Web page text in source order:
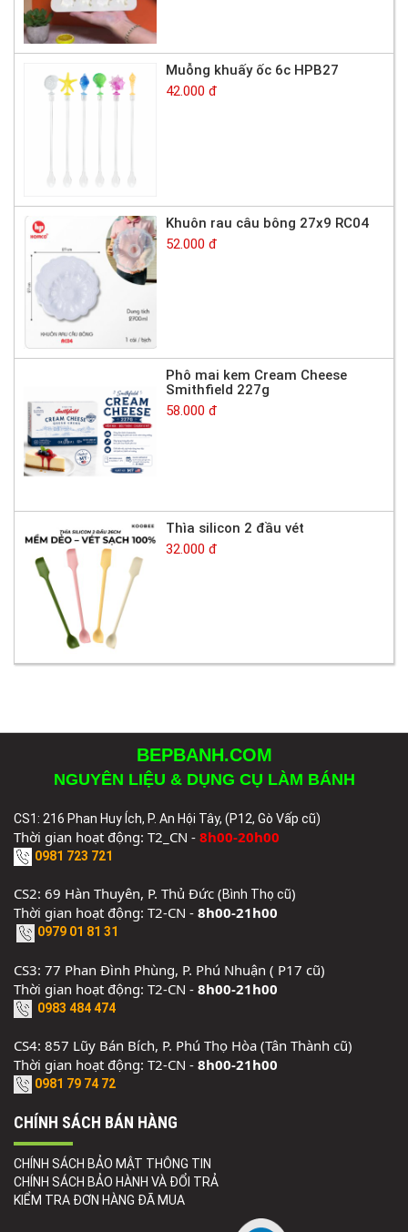
Muỗng khuấy ốc 6c HPB27
42.000 đ
Khuôn rau câu bông 27x9 RC04
52.000 đ
Phô mai kem Cream Cheese
Smithfield 227g
58.000 đ
Thìa silicon 2 đầu vét
32.000 đ
BEPBANH.COM
NGUYÊN LIỆU & DỤNG CỤ LÀM BÁNH
CS1: 216 Phan Huy Ích, P. An Hội Tây, (P12, Gò Vấp cũ)
Thời gian hoạt động: T2_CN - 8h00-20h00
0981 723 721
CS2: 69 Hàn Thuyên, P. Thủ Đức (Bình Thọ cũ)
Thời gian hoạt động: T2-CN - 8h00-21h00
0979 01 81 31
CS3: 77 Phan Đình Phùng, P. Phú Nhuận ( P17 cũ)
Thời gian hoạt động: T2-CN - 8h00-21h00
0983 484 474
CS4: 857 Lũy Bán Bích, P. Phú Thọ Hòa (Tân Thành cũ)
Thời gian hoạt động: T2-CN - 8h00-21h00
0981 79 74 72
CHÍNH SÁCH BÁN HÀNG
CHÍNH SÁCH BẢO MẬT THÔNG TIN
CHÍNH SÁCH BẢO HÀNH VÀ ĐỔI TRẢ
KIỂM TRA ĐƠN HÀNG ĐÃ MUA